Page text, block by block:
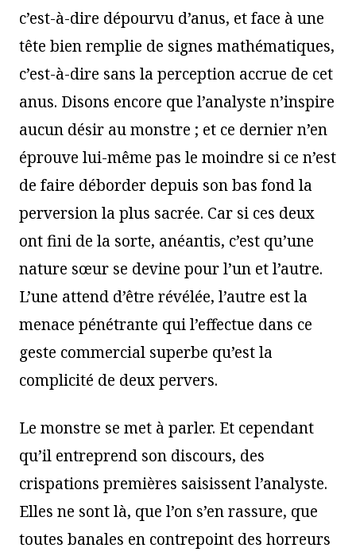
c’est-à-dire dépourvu d’anus, et face à une
tête bien remplie de signes mathématiques,
c’est-à-dire sans la perception accrue de cet
anus. Disons encore que l’analyste n’inspire
aucun désir au monstre ; et ce dernier n’en
éprouve lui-même pas le moindre si ce n’est
de faire déborder depuis son bas fond la
perversion la plus sacrée. Car si ces deux
ont fini de la sorte, anéantis, c’est qu’une
nature sœur se devine pour l’un et l’autre.
L’une attend d’être révélée, l’autre est la
menace pénétrante qui l’effectue dans ce
geste commercial superbe qu’est la
complicité de deux pervers.
Le monstre se met à parler. Et cependant
qu’il entreprend son discours, des
crispations premières saisissent l’analyste.
Elles ne sont là, que l’on s’en rassure, que
toutes banales en contrepoint des horreurs